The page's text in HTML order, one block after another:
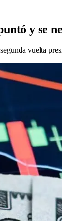
y se
vuelta